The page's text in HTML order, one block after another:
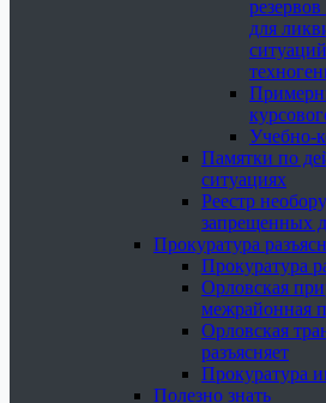
для
Учебно-
Памятки по
ситуациях
Реестр
запрещенных
Прокуратура
Прокуратура
Орловская
межрайонная
Орловская
разъясняет
Прокуратура
Полезно знать